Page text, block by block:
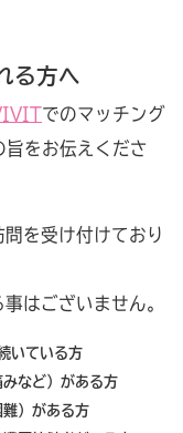
る方へ
でのマッチング
をお伝えくださ
を受け付けており
はございません。
いている方
など）がある方
）がある方